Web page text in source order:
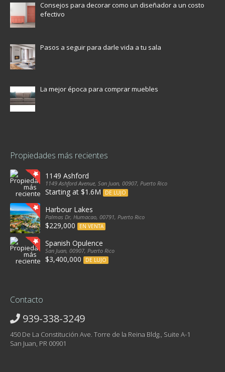
Consejos para decorar como un diseñador a un costo
efectivo
Pasos a seguir para darle vida a tu sala
La mejor época para comprar muebles
Propiedades más recientes
1149 Ashford
1149 Ashford Avenue, San Juan, 00907, Puerto Rico
Starting at $1.6M DE LUJO
Harbour Lakes
Palmas Dr, Humacao, 00791, Puerto Rico
$229,000 EN VENTA
Spanish Opulence
San Juan, 00907, Puerto Rico
$3,400,000 DE LUJO
Contacto
939-338-3249
450 De La Constitución Ave. Torre de la Reina Bldg., Suite A-1
San Juan, PR 00901